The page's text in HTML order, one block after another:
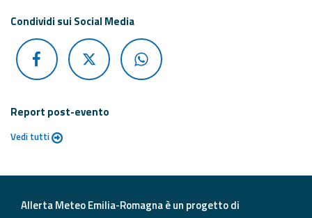
Il progetto
Allerta
Meteo
Emilia-
Romagna
Contatti
Condividi sui Social Media
Report post-evento
Vedi tutti
Allerta Meteo Emilia-Romagna è un progetto di